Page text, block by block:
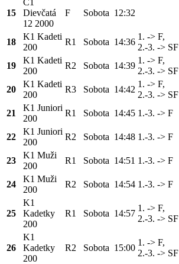
15
C1
Dievčatá
12 2000
F Sobota 12:32
18
K1 Kadeti
200
R1 Sobota 14:36
1. -> F,
2.-3. -> SF
19
K1 Kadeti
200
R2 Sobota 14:39
1. -> F,
2.-3. -> SF
20
K1 Kadeti
200
R3 Sobota 14:42
1. -> F,
2.-3. -> SF
21
K1 Juniori
200
R1 Sobota 14:45 1.-3. -> F
22
K1 Juniori
200
R2 Sobota 14:48 1.-3. -> F
23
K1 Muži
200
R1 Sobota 14:51 1.-3. -> F
24
K1 Muži
200
R2 Sobota 14:54 1.-3. -> F
25
K1
Kadetky
200
R1 Sobota 14:57
1. -> F,
2.-3. -> SF
26
K1
Kadetky
200
R2 Sobota 15:00
1. -> F,
2.-3. -> SF